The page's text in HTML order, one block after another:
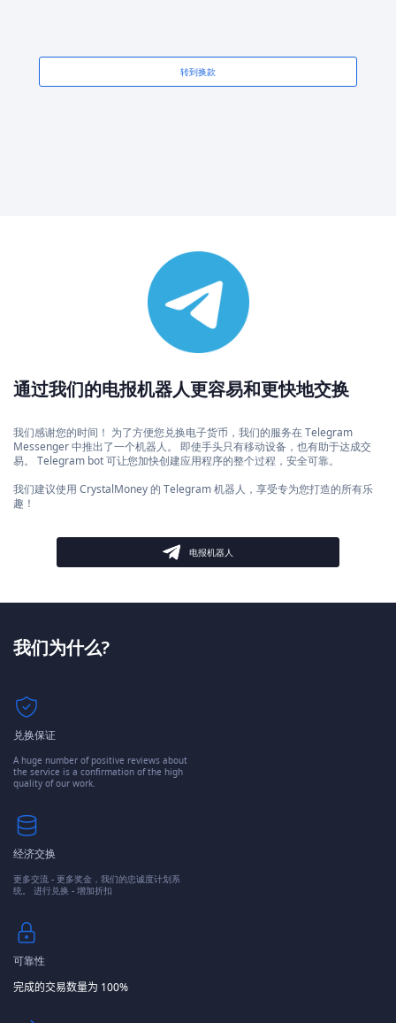
转到换款
通过我们的电报机器人更容易和更快地交换
我们感谢您的时间！ 为了方便您兑换电子货币，我们的服务在 Telegram
Messenger 中推出了一个机器人。 即使手头只有移动设备，也有助于达成交
易。 Telegram bot 可让您加快创建应用程序的整个过程，安全可靠。
我们建议使用 CrystalMoney 的 Telegram 机器人，享受专为您打造的所有乐
趣！
电报机器人
我们为什么?
兑换保证
A huge number of positive reviews about
the service is a confirmation of the high
quality of our work.
经济交换
更多交流 - 更多奖金，我们的忠诚度计划系
统。 进行兑换 - 增加折扣
可靠性
完成的交易数量为 100%